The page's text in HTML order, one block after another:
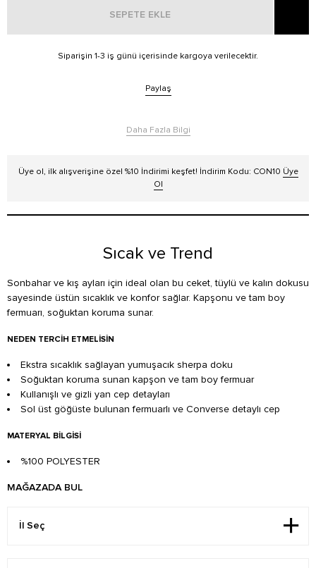
SEPETE EKLE
Siparişin 1-3 iş günü içerisinde kargoya verilecektir.
Paylaş
Daha Fazla Bilgi
Üye ol, ilk alışverişine özel %10 İndirimi keşfet! İndirim Kodu: CON10 Üye
Ol
Sıcak ve Trend
Sonbahar ve kış ayları için ideal olan bu ceket, tüylü ve kalın dokusu
sayesinde üstün sıcaklık ve konfor sağlar. Kapşonu ve tam boy
fermuarı, soğuktan koruma sunar.
NEDEN TERCIH ETMELISIN
Ekstra sıcaklık sağlayan yumuşacık sherpa doku
Soğuktan koruma sunan kapşon ve tam boy fermuar
Kullanışlı ve gizli yan cep detayları
Sol üst göğüste bulunan fermuarlı ve Converse detaylı cep
MATERYAL BILGISI
%100 POLYESTER
MAĞAZADA BUL